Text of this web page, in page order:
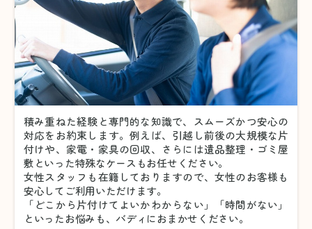
積み重ねた経験と専門的な知識で、スムーズかつ安心の
対応をお約束します。例えば、引越し前後の大規模な片
付けや、家電・家具の回収、さらには遺品整理・ゴミ屋
敷といった特殊なケースもお任せください。
女性スタッフも在籍しておりますので、女性のお客様も
安心してご利用いただけます。
「どこから片付けてよいかわからない」「時間がない」
といったお悩みも、バディにおまかせください。